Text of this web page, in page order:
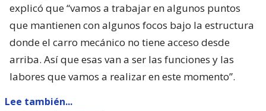
explicó que “vamos a trabajar en algunos puntos
que mantienen con algunos focos bajo la estructura
donde el carro mecánico no tiene acceso desde
arriba. Así que esas van a ser las funciones y las
labores que vamos a realizar en este momento”.
Lee también...